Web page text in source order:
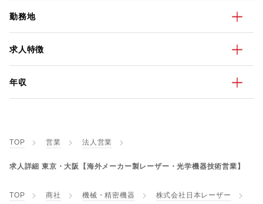
勤務地
求人特徴
年収
TOP 営業 法人営業
求人詳細 東京・大阪【海外メーカー製レーザー・光学機器技術営業】
TOP 商社 機械・精密機器 株式会社日本レーザー